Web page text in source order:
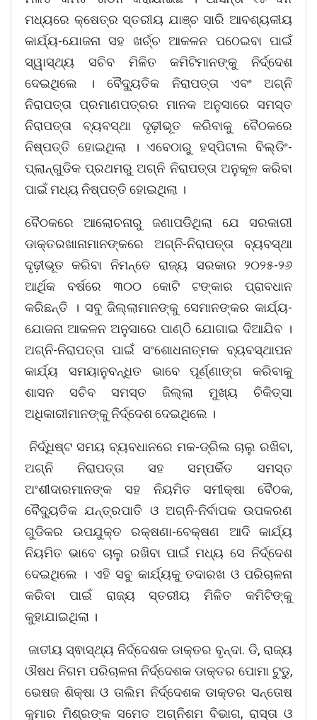
ମଧ୍ୟରେ କ୍ଷେତ୍ର ସ୍ତରୀୟ ଯାଞ୍ଚ ସାରି ଆବଶ୍ୟକୀୟ
କାର୍ଯ୍ୟ-ଯୋଜନା ସହ ଖର୍ଚ୍ଚ ଆକଳନ ପଠେଇବା ପାଇଁ
ସ୍ୱାସ୍ଥ୍ୟ ସଚିବ ମିଳିତ କମିଟିମାନଙ୍କୁ ନିର୍ଦ୍ଦେଶ
ଦେଇଥିଲେ । ବୈଦ୍ୟୁତିକ ନିରାପତ୍ତା ଏବଂ ଅଗ୍ନି
ନିରାପତ୍ତା ପ୍ରମାଣପତ୍ରର ମାନକ ଅନୁସାରେ ସମସ୍ତ
ନିରାପତ୍ତା ବ୍ୟବସ୍ଥା ଦୃଢ଼ୀଭୂତ କରିବାକୁ ବୈଠକରେ
ନିଷ୍ପତ୍ତି ହୋଇଥିଲା । ଏବେଠାରୁ ହସ୍ପିଟାଲ ବିଲ୍ଡିଂ-
ପ୍ଲାନ୍ଗୁଡିକ ପ୍ରଥମରୁ ଅଗ୍ନି ନିରାପତ୍ତା ଅନୁକୂଳ କରିବା
ପାଇଁ ମଧ୍ୟ ନିଷ୍ପତ୍ତି ହୋଇଥିଲା ।
ବୈଠକରେ ଆଲୋଚନାରୁ ଜଣାପଡିଥିଲା ଯେ ସରକାରୀ
ଡାକ୍ତରଖାନାମାନଙ୍କରେ ଅଗ୍ନି-ନିରାପତ୍ତା ବ୍ୟବସ୍ଥା
ଦୃଢ଼ୀଭୂତ କରିବା ନିମନ୍ତେ ରାଜ୍ୟ ସରକାର ୨୦୨୫-୨୬
ଆର୍ଥିକ ବର୍ଷରେ ୩୦୦ କୋଟି ଟଙ୍କାର ପ୍ରାବଧାନ
କରିଛନ୍ତି । ସବୁ ଜିଲ୍ଲାମାନଙ୍କୁ ସେମାନଙ୍କର କାର୍ଯ୍ୟ-
ଯୋଜନା ଆକଳନ ଅନୁସାରେ ପାଣ୍ଠି ଯୋଗାଇ ଦିଆଯିବ ।
ଅଗ୍ନି-ନିରାପତ୍ତା ପାଇଁ ସଂଶୋଧନାତ୍ମକ ବ୍ୟବସ୍ଥାପନ
କାର୍ଯ୍ୟ ସମୟାନୁବନ୍ଧିତ ଭାବେ ପୂର୍ଣ୍ଣାଙ୍ଗ କରିବାକୁ
ଶାସନ ସଚିବ ସମସ୍ତ ଜିଲ୍ଲା ମୁଖ୍ୟ ଚିକିତ୍ସା
ଅଧିକାରୀମାନଙ୍କୁ ନିର୍ଦ୍ଦେଶ ଦେଇଥିଲେ ।
ନିର୍ଦ୍ଧିଷ୍ଟ ସମୟ ବ୍ୟବଧାନରେ ମକ-ଡ୍ରିଲ ଚାଲୁ ରଖିବା,
ଅଗ୍ନି ନିରାପତ୍ତା ସହ ସମ୍ପର୍କିତ ସମସ୍ତ
ଅଂଶୀଦାରମାନଙ୍କ ସହ ନିୟମିତ ସମୀକ୍ଷା ବୈଠକ,
ବୈଦ୍ୟୁତିକ ଯନ୍ତ୍ରପାତି ଓ ଅଗ୍ନି-ନିର୍ବାପକ ଉପକରଣ
ଗୁଡିକର ଉପଯୁକ୍ତ ରକ୍ଷଣା-ବେକ୍ଷଣ ଆଦି କାର୍ଯ୍ୟ
ନିୟମିତ ଭାବେ ଚାଲୁ ରଖିବା ପାଇଁ ମଧ୍ୟ ସେ ନିର୍ଦ୍ଦେଶ
ଦେଇଥିଲେ । ଏହି ସବୁ କାର୍ଯ୍ୟକୁ ତଦାରଖ ଓ ପରିଚାଳନା
କରିବା ପାଇଁ ରାଜ୍ୟ ସ୍ତରୀୟ ମିଳିତ କମିଟିଙ୍କୁ
କୁହାଯାଇଥିଲା ।
ଜାତୀୟ ସ୍ଵାସ୍ଥ୍ୟ ନିର୍ଦ୍ଦେଶକ ଡାକ୍ତର ବୃନ୍ଦା. ଡି, ରାଜ୍ୟ
ଔଷଧ ନିଗମ ପରିଚାଳନା ନିର୍ଦ୍ଦେଶକ ଡାକ୍ତର ପୋମା ଟୁଡୁ,
ଭେଷଜ ଶିକ୍ଷା ଓ ତାଲିମ ନିର୍ଦ୍ଦେଶକ ଡାକ୍ତର ସନ୍ତୋଷ
କୁମାର ମିଶ୍ରଙ୍କ ସମେତ ଅଗ୍ନିଶମ ବିଭାଗ, ରାସ୍ତା ଓ